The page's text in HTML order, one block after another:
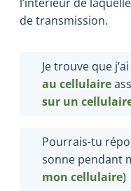
de transmission.
Je trouve que
au cellulaire
sur un
Pourrais-tu
sonne pendant
mon cellulaire)